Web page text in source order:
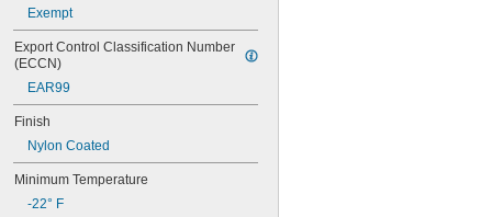
80MXL025
80XL025
80XL031
80XL037
82MXL012
82MXL025
84MXL012
84MXL025
86L050
86L075
86L100
Exempt
Export Control Classification Number
(ECCN)
EAR99
Finish
Nylon Coated
Minimum Temperature
-22° F